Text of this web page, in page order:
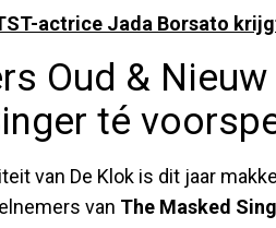
actrice Jada Borsato
Oud &
té
van De Klok is dit jaar
van The Masked